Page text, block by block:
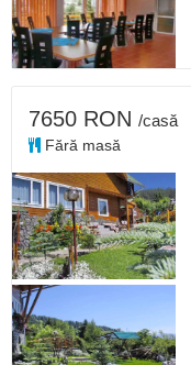
7650 RON /casă
Fără masă